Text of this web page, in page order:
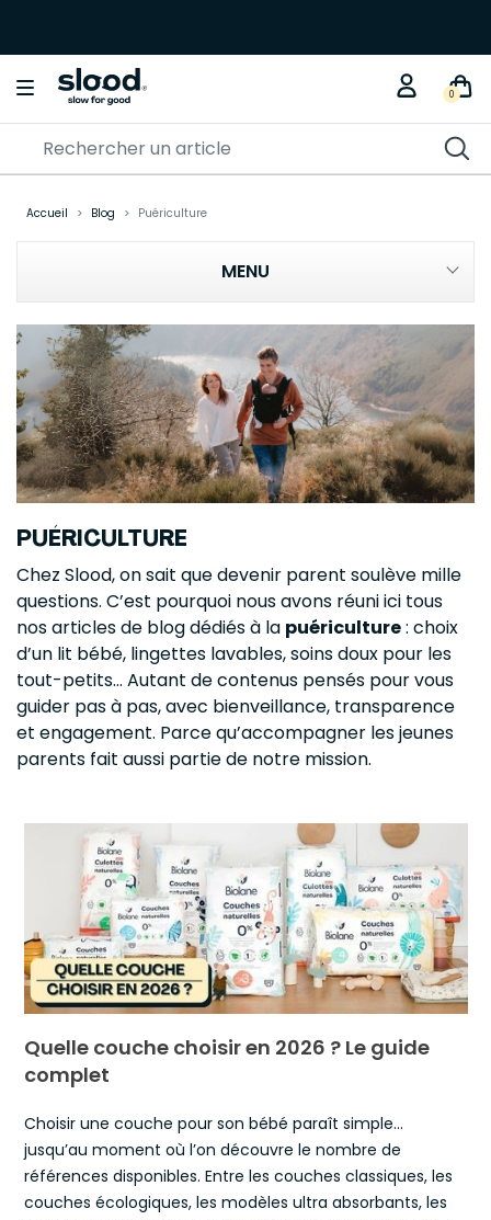
Braderie créative KITS DIY
0
Accueil Blog Puériculture
MENU
PUÉRICULTURE
Chez Slood, on sait que devenir parent soulève mille
questions. C’est pourquoi nous avons réuni ici tous
nos articles de blog dédiés à la puériculture: choix
d’un lit bébé, lingettes lavables, soins doux pour les
tout-petits… Autant de contenus pensés pour vous
guider pas à pas, avec bienveillance, transparence
et engagement. Parce qu’accompagner les jeunes
parents fait aussi partie de notre mission.
Quelle couche choisir en 2026 ? Le guide
complet
Choisir une couche pour son bébé paraît simple…
jusqu’au moment où l’on découvre le nombre de
références disponibles. Entre les couches classiques, les
couches écologiques, les modèles ultra absorbants, les